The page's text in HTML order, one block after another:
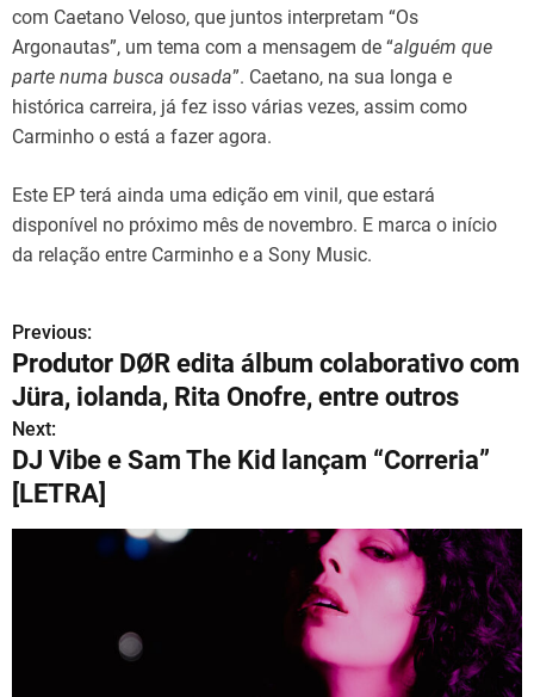
com Caetano Veloso, que juntos interpretam “Os
Argonautas”, um tema com a mensagem de “alguém que
parte numa busca ousada”. Caetano, na sua longa e
histórica carreira, já fez isso várias vezes, assim como
Carminho o está a fazer agora.
Este EP terá ainda uma edição em vinil, que estará
disponível no próximo mês de novembro. E marca o início
da relação entre Carminho e a Sony Music.
N
a
v
e
g
Previous:
Produtor DØR edita álbum colaborativo com
Jüra, iolanda, Rita Onofre, entre outros
Next:
DJ Vibe e Sam The Kid lançam “Correria”
[LETRA]